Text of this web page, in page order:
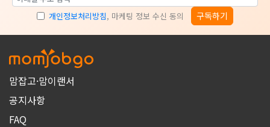
개인정보처리방침, 마케팅 정보 수신 동의 구독하기
맘잡고·맘이랜서
공지사항
FAQ